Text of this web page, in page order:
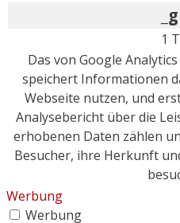
1
Das von Google
speichert Informationen
Webseite nutzen, und
Analysebericht über die
erhobenen Daten zählen
Besucher, ihre Herkunft
Werbung
Werbung